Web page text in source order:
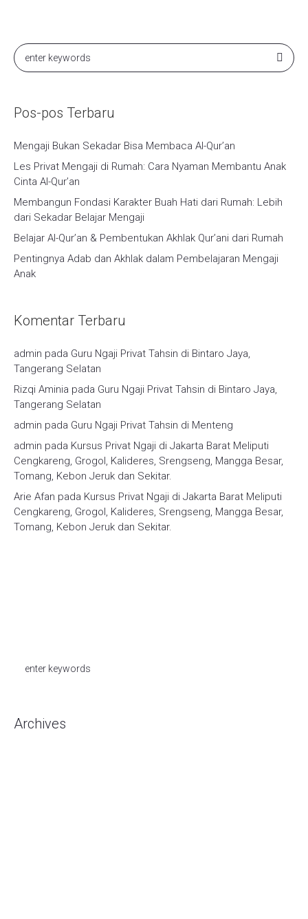
Pos-pos Terbaru
Mengaji Bukan Sekadar Bisa Membaca Al-Qur’an
Les Privat Mengaji di Rumah: Cara Nyaman Membantu Anak
Cinta Al-Qur’an
Membangun Fondasi Karakter Buah Hati dari Rumah: Lebih
dari Sekadar Belajar Mengaji
Belajar Al-Qur’an & Pembentukan Akhlak Qur’ani dari Rumah
Pentingnya Adab dan Akhlak dalam Pembelajaran Mengaji
Anak
Komentar Terbaru
admin pada Guru Ngaji Privat Tahsin di Bintaro Jaya,
Tangerang Selatan
Rizqi Aminia pada Guru Ngaji Privat Tahsin di Bintaro Jaya,
Tangerang Selatan
admin pada Guru Ngaji Privat Tahsin di Menteng
admin pada Kursus Privat Ngaji di Jakarta Barat Meliputi
Cengkareng, Grogol, Kalideres, Srengseng, Mangga Besar,
Tomang, Kebon Jeruk dan Sekitar.
Arie Afan pada Kursus Privat Ngaji di Jakarta Barat Meliputi
Cengkareng, Grogol, Kalideres, Srengseng, Mangga Besar,
Tomang, Kebon Jeruk dan Sekitar.
Archives